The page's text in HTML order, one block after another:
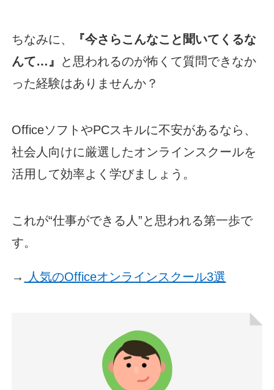
ちなみに、
『今さらこんなこと聞いてくるな
んて…』
と思われるのが怖くて質問できなか
った経験はありませんか？
OfficeソフトやPCスキルに不安があるなら、
社会人向けに厳選したオンラインスクールを
活用して効率よく学びましょう。
これが“仕事ができる人”と思われる第一歩で
す。
→ 人気のOfficeオンラインスクール3選